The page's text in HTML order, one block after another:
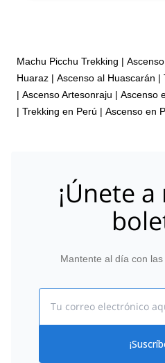
Machu Picchu Trekking |
Huaraz | Ascenso al Huascarán |
| Ascenso Artesonraju | Ascenso
| Trekking en Perú | Ascenso en
¡Únete
Mantente al día con